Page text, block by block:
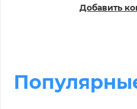
Добавить